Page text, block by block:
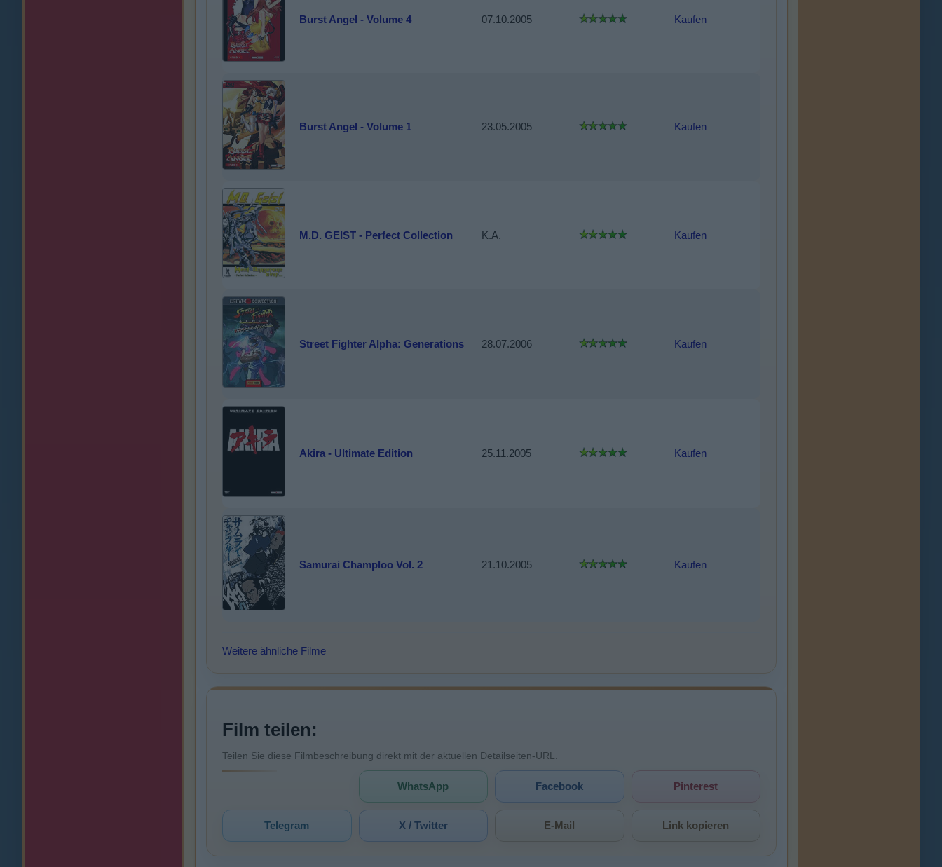
Burst Angel - Volume 4 07.10.2005 Kaufen
Burst Angel - Volume 1 23.05.2005 Kaufen
M.D. GEIST - Perfect Collection K.A. Kaufen
Street Fighter Alpha: Generations 28.07.2006 Kaufen
Akira - Ultimate Edition 25.11.2005 Kaufen
Samurai Champloo Vol. 2 21.10.2005 Kaufen
Weitere ähnliche Filme
Film teilen:
Teilen Sie diese Filmbeschreibung direkt mit der aktuellen Detailseiten-URL.
WhatsApp Facebook Pinterest
Telegram X / Twitter E-Mail Link kopieren